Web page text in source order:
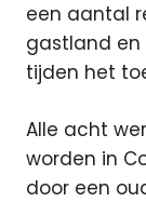
een aantal
gastland en
tijden het
Alle acht
worden in
door een